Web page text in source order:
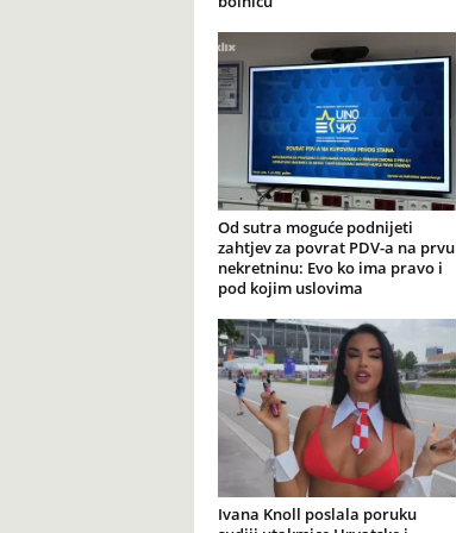
Od sutra moguće podnijeti
zahtjev za povrat PDV-a na prvu
nekretninu: Evo ko ima pravo i
pod kojim uslovima
Ivana Knoll poslala poruku